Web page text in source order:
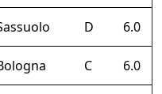
D 6.0
C 6.0